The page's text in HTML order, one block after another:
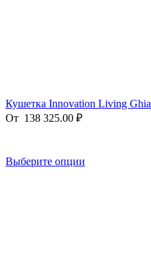
Кушетка Innovation Living Ghia
От 138 325.00 ₽
Выберите опции